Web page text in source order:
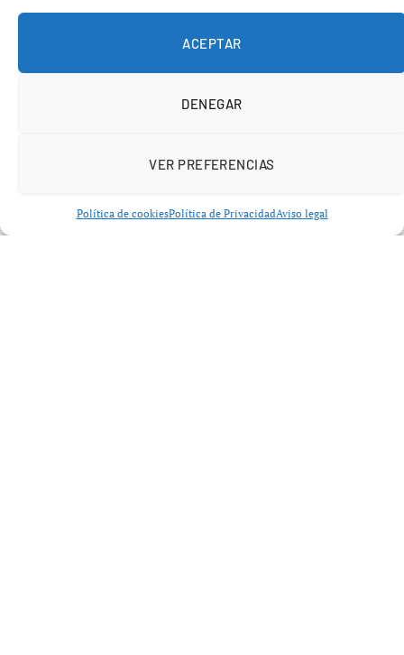
ACEPTAR
DENEGAR
VER PREFERENCIAS
Política de cookiesPolítica de PrivacidadAviso legal
situándose en 12,99 dólares al mes. El ajuste se aplicará
a partir de febrero, coincidiendo con el siguiente ciclo de